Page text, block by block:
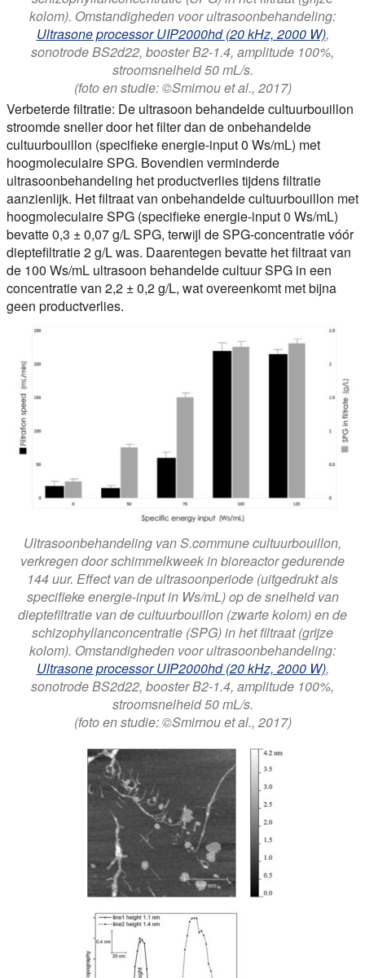
kolom). Omstandigheden voor ultrasoonbehandeling:
Ultrasone processor UIP2000hd (20 kHz, 2000 W),
sonotrode BS2d22, booster B2-1.4, amplitude 100%,
stroomsnelheid 50 mL/s.
(foto en studie: ©Smirnou et al., 2017)
Verbeterde filtratie: De ultrasoon behandelde cultuurbouillon
stroomde sneller door het filter dan de onbehandelde
cultuurbouillon (specifieke energie-input 0 Ws/mL) met
hoogmoleculaire SPG. Bovendien verminderde
ultrasoonbehandeling het productverlies tijdens filtratie
aanzienlijk. Het filtraat van onbehandelde cultuurbouillon met
hoogmoleculaire SPG (specifieke energie-input 0 Ws/mL)
bevatte 0,3 ± 0,07 g/L SPG, terwijl de SPG-concentratie vóór
dieptefiltratie 2 g/L was. Daarentegen bevatte het filtraat van
de 100 Ws/mL ultrasoon behandelde cultuur SPG in een
concentratie van 2,2 ± 0,2 g/L, wat overeenkomt met bijna
geen productverlies.
Ultrasoonbehandeling van S.commune cultuurbouillon,
verkregen door schimmelkweek in bioreactor gedurende
144 uur. Effect van de ultrasoonperiode (uitgedrukt als
specifieke energie-input in Ws/mL) op de snelheid van
dieptefiltratie van de cultuurbouillon (zwarte kolom) en de
schizophyllanconcentratie (SPG) in het filtraat (grijze
kolom). Omstandigheden voor ultrasoonbehandeling:
Ultrasone processor UIP2000hd (20 kHz, 2000 W),
sonotrode BS2d22, booster B2-1.4, amplitude 100%,
stroomsnelheid 50 mL/s.
(foto en studie: ©Smirnou et al., 2017)